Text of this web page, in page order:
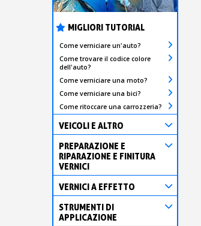
MIGLIORI TUTORIAL
Come verniciare un'auto?
Come trovare il codice colore
dell'auto?
Come verniciare una moto?
Come verniciare una bici?
Come ritoccare una carrozzeria?
VEICOLI E ALTRO
PREPARAZIONE E
RIPARAZIONE E FINITURA
VERNICI
VERNICI A EFFETTO
STRUMENTI DI
APPLICAZIONE